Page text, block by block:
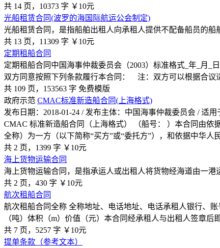
共 14 页，10373 字 ￥10元
光船租赁合同(波罗的海国际航运公会制定)
光船租赁合同，是指船舶出租人向承租人提供不配备船员的
共 13 页，11309 字 ￥10元
定期租船合同
定期租船合同中国海事仲裁委员会（2003）标准格式_年_
双方同意按照下列条款履行本合同： 注：双方可以根据合议
共 109 页，153563 字 免费模版
政府示范 CMAC标准新造船合同(上海格式)
发布日期：2018-01-24 / 发布主体：中国海事仲裁委员会 / 适
CMAC 标准新造船合同（上海格式） （船号： ）本合同由
全称）为一方（以下简称“买方”或“委托方”），和依据中华人
共 2 页，1399 字 ￥10元
海上货物运输合同
海上货物运输合同，是指承运人或出租人将货物经海道由一
共 2 页，430 字 ￥10元
航次租船合同
航次租船合同全称 全称地址、电话地址、电话承租人银行、
（吨）体积（m）价值（元）本合同经承租人与出租人签章后
共 7 页，5257 字 ￥10元
提单条款（参考文本）